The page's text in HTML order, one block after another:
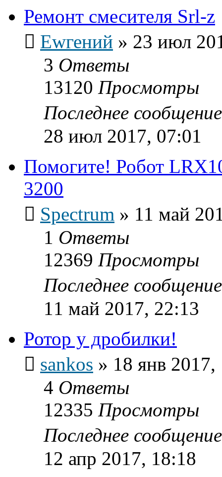
Ремонт смесителя Srl-z
Ewгений » 23 июл
3 Ответы
13120 Просмотры
Последнее
28 июл 2017, 07:01
Помогите! Робот
3200
Spectrum » 11 май
1 Ответы
12369 Просмотры
Последнее
11 май 2017, 22:13
Ротор у дробилки!
sankos » 18 янв 2017,
4 Ответы
12335 Просмотры
Последнее
12 апр 2017, 18:18